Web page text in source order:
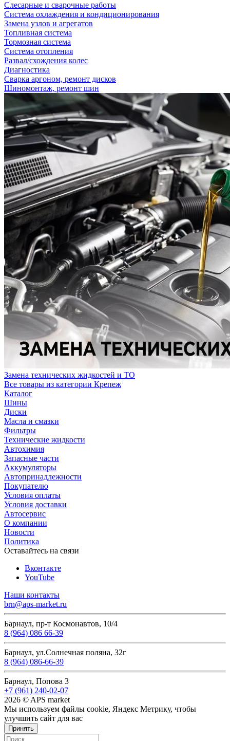
Слесарные и сварочные работы
Система охлаждения и кондиционирования
Замена узлов и агрегатов
Топливная система
Тормозная система
Система отопления
Развал/схождения колес
Диагностика
Сварка аргоном, ремонт дисков
Шиномонтаж, ремонт шин
Замена технических жидкостей и ТО
Все товары из категории Крепеж
Каталог
Шины
Диски
Масла и смазки
Фильтры
Технические жидкости
Автохимия
Запасные части
Аккумуляторы
Автопринадлежности
Покупателю
Условия оплаты
Условия доставки
Автосервис
О компании
Новости
Политика
Оставайтесь на связи
Вконтакте
YouTube
Наши контакты
brn@aps-market.ru
Барнаул, пр-т Космонавтов, 10/4
8 (964) 086 66-39
Барнаул, ул.Солнечная поляна, 32г
8 (964) 086-66-39
Барнаул, Попова 3
+7 (961) 240-02-07
2026 © APS market
Мы используем файлы cookie, Яндекс Метрику, чтобы
улучшить сайт для вас
Принять